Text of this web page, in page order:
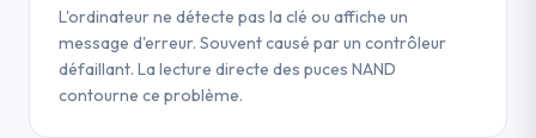
L'ordinateur ne détecte pas la clé ou affiche un
message d'erreur. Souvent causé par un contrôleur
défaillant. La lecture directe des puces NAND
contourne ce problème.